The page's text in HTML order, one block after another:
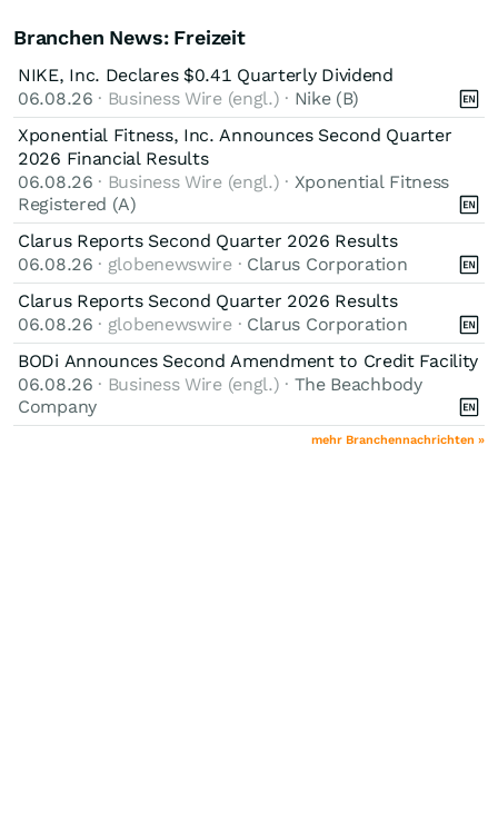
Branchen News: Freizeit
NIKE, Inc. Declares $0.41 Quarterly Dividend
06.08.26 · Business Wire (engl.) · Nike (B)
Xponential Fitness, Inc. Announces Second Quarter
2026 Financial Results
06.08.26 · Business Wire (engl.) · Xponential Fitness
Registered (A)
Clarus Reports Second Quarter 2026 Results
06.08.26 · globenewswire · Clarus Corporation
Clarus Reports Second Quarter 2026 Results
06.08.26 · globenewswire · Clarus Corporation
BODi Announces Second Amendment to Credit Facility
06.08.26 · Business Wire (engl.) · The Beachbody
Company
mehr Branchennachrichten »